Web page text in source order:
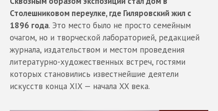
Столешниковом переулке, где Гиляровский жил с
1896 года. Это место было не просто семейным
очагом, но и творческой лабораторией, редакцией
журнала, издательством и местом проведения
литературно-художественных встреч, гостями
которых становились известнейшие деятели
искусств конца XIX — начала XX века.